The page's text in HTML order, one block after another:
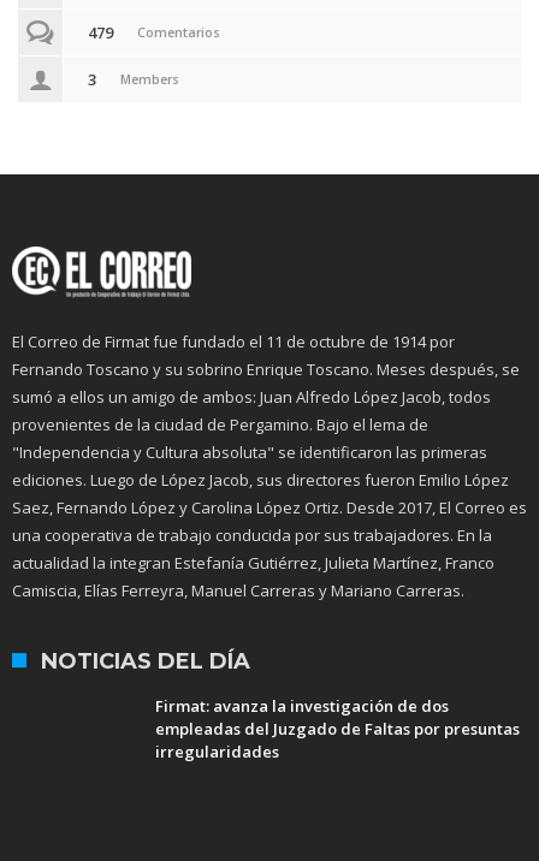
479 Comentarios
3 Members
El Correo de Firmat fue fundado el 11 de octubre de 1914 por
Fernando Toscano y su sobrino Enrique Toscano. Meses después, se
sumó a ellos un amigo de ambos: Juan Alfredo López Jacob, todos
provenientes de la ciudad de Pergamino. Bajo el lema de
"Independencia y Cultura absoluta" se identificaron las primeras
ediciones. Luego de López Jacob, sus directores fueron Emilio López
Saez, Fernando López y Carolina López Ortiz. Desde 2017, El Correo es
una cooperativa de trabajo conducida por sus trabajadores. En la
actualidad la integran Estefanía Gutiérrez, Julieta Martínez, Franco
Camiscia, Elías Ferreyra, Manuel Carreras y Mariano Carreras.
NOTICIAS DEL DÍA
Firmat: avanza la investigación de dos
empleadas del Juzgado de Faltas por presuntas
irregularidades